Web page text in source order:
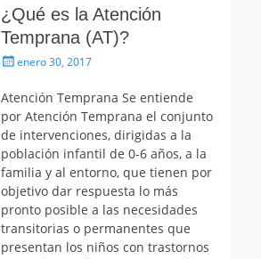
¿Qué es la Atención
Temprana (AT)?
Publicado
enero 30, 2017
Atención Temprana Se entiende
por Atención Temprana el conjunto
de intervenciones, dirigidas a la
población infantil de 0-6 años, a la
familia y al entorno, que tienen por
objetivo dar respuesta lo más
pronto posible a las necesidades
transitorias o permanentes que
presentan los niños con trastornos